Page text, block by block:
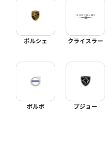
ポルシェ クライスラー
ボルボ プジョー